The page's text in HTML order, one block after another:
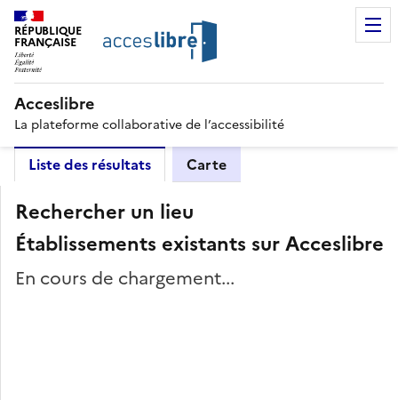
RÉPUBLIQUE
FRANÇAISE
Acceslibre
La plateforme collaborative de l’accessibilité
Liste des résultats Carte
Rechercher un lieu
Établissements existants sur Acceslibre
En cours de chargement...